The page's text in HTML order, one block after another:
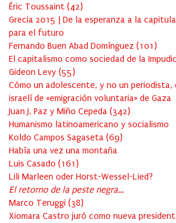
Éric Toussaint (42)
Grecia 2015 | De la esperanza a la
para el futuro
Fernando Buen Abad Domínguez (101 )
El capitalismo como sociedad de la
Gideon Levy (55)
Cómo un adolescente, y no un periodista,
israelí de «emigración voluntaria» de Gaza
Juan J. Paz y Miño Cepeda (342)
Humanismo latinoamericano y socialismo
Koldo Campos Sagaseta (69)
Había una vez una montaña
Luis Casado (161 )
Lili Marleen oder Horst-Wessel-Lied?
El retorno de la peste negra…
Marco Teruggi (38)
Xiomara Castro juró como nueva